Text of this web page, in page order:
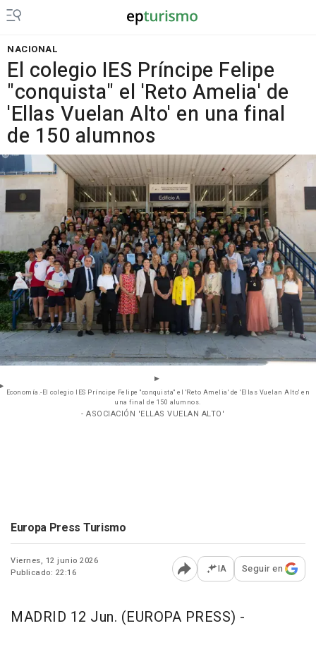
NACIONAL
El colegio IES Príncipe Felipe
"conquista" el 'Reto Amelia' de
'Ellas Vuelan Alto' en una final
de 150 alumnos
Economía.-El colegio IES Príncipe Felipe "conquista" el 'Reto Amelia' de 'Ellas Vuelan Alto' en
una final de 150 alumnos.
- ASOCIACIÓN 'ELLAS VUELAN ALTO'
Europa Press Turismo
Viernes, 12 junio 2026
Publicado: 22:16
Abrir opciones para
IA Seguir en
MADRID 12 Jun. (EUROPA PRESS) -